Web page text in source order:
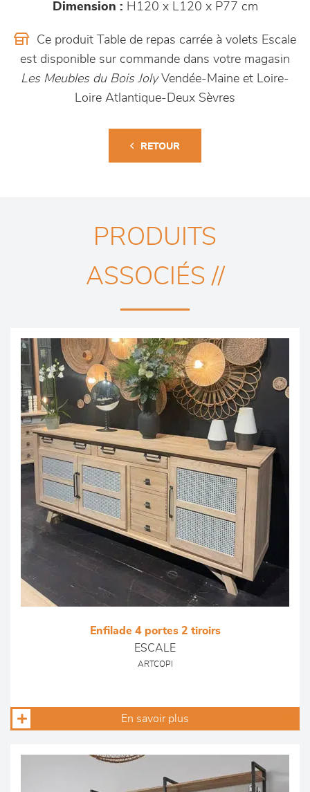
Dimension : H120 x L120 x P77 cm
Ce produit Table de repas carrée à volets Escale
est disponible sur commande dans votre magasin
Les Meubles du Bois JolyVendée-Maine et Loire-
Loire Atlantique-Deux Sèvres
RETOUR
PRODUITS
ASSOCIÉS //
Enfilade 4 portes 2 tiroirs
ESCALE
ARTCOPI
En savoir plus